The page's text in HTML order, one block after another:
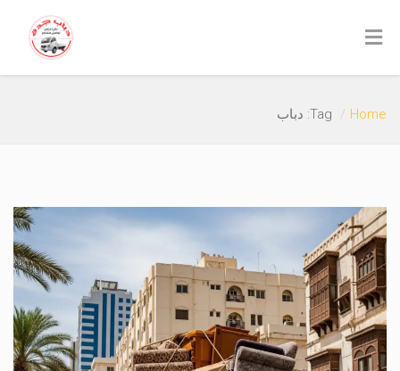
Home Tag: دباب